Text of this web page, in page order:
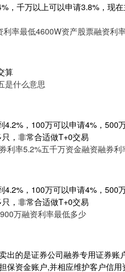
，千万以上可以申请3.8%，现
利率最低4600W资产股票融资利
算
是什么意思
，100万可以申请4%，500
，非常合适做T+0交易
利率5.2%五千万资金融资融券利
，100万可以申请4%，500
，非常合适做T+0交易
900万融资利率最低多少
出的是证券公司融券专用证券账
保资金账户,并相应维护客户信